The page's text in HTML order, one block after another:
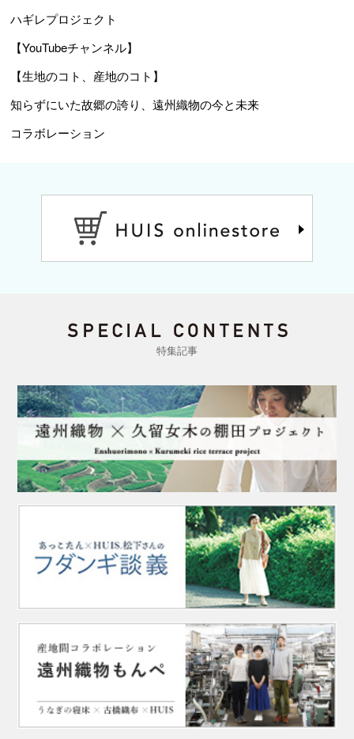
ハギレプロジェクト
【YouTubeチャンネル】
【生地のコト、産地のコト】
知らずにいた故郷の誇り、遠州織物の今と未来
コラボレーション
特集記事